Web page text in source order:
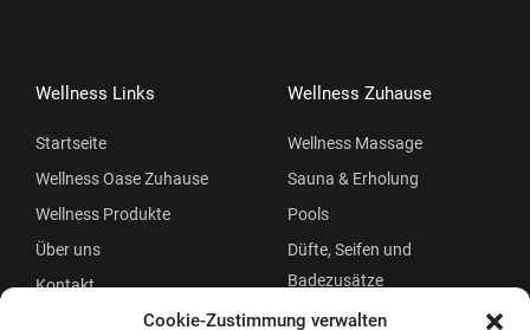
Cookie-Zustimmung verwalten
Wellness Links
Startseite
Wellness Oase Zuhause
Wellness Produkte
Über uns
Kontakt
Wellness Zuhause
Wellness Massage
Sauna & Erholung
Pools
Düfte, Seifen und
Badezusätze
Beauty